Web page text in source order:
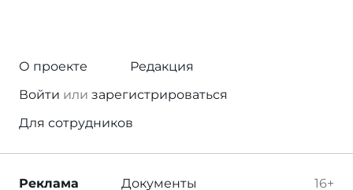
О проекте
Редакция
Войти или зарегистрироваться
Для сотрудников
16+
Реклама Документы